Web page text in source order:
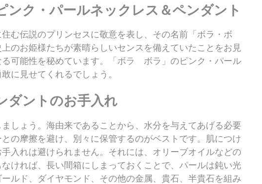
ク・パールネックレス＆ペンダント
む伝説のプリンセスに敬意を表し、その名前「ボラ・ボ
のお姫様たちが素晴らしいセンスを備えていたことをお見
可能性を秘めています。「ボラ ボラ」のピンク・パール
に見せてくれるでしょう。
ダントのお手入れ
しょう。海由来であることから、水分を与えてあげる必要
の摩擦を避け、別々に保管するのがベストです。肌につけ
入れは避けられません。それには、オリーブオイルなどの
ければ、長い間箱にしまっておくことで、パールは鈍い光
ルド、ダイヤモンド、その他の金属、貴石、半貴石を組み